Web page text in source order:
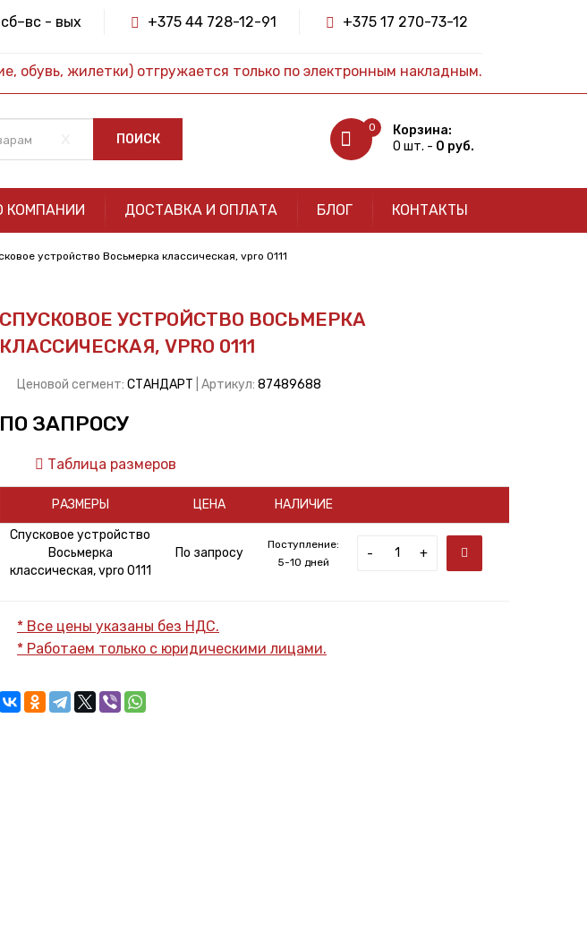
- вых +375 44 728-12-91 +375 17 270-73-12
обувь, жилетки) отгружается только по электронным накладным.
ПОИСК
0
Корзина:
0 шт. - 0 руб.
КОМПАНИИ ДОСТАВКА И ОПЛАТА БЛОГ КОНТАКТЫ
устройство Восьмерка классическая, vpro 0111
СПУСКОВОЕ УСТРОЙСТВО ВОСЬМЕРКА
КЛАССИЧЕСКАЯ, VPRO 0111
Ценовой сегмент: СТАНДАРТ | Артикул: 87489688
ПО ЗАПРОСУ
Таблица размеров
РАЗМЕРЫ ЦЕНА
НАЛИЧИЕ
Спусковое устройство
Восьмерка
классическая, vpro 0111
По запросу
Поступление:
5-10 дней
- +
* Все цены указаны без НДС.
* Работаем только с юридическими лицами.